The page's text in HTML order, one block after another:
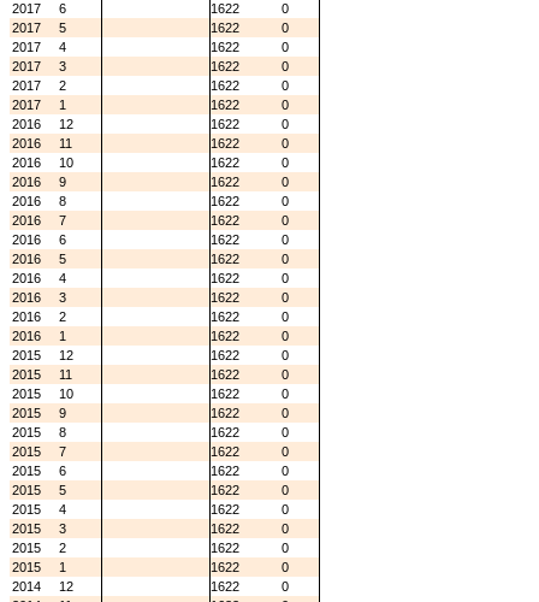
2017
6 1622
0
2017
5 1622
0
2017
4 1622
0
2017
3 1622
0
2017
2 1622
0
2017
1 1622
0
2016
12 1622
0
2016
11 1622
0
2016
10 1622
0
2016
9 1622
0
2016
8 1622
0
2016
7 1622
0
2016
6 1622
0
2016
5 1622
0
2016
4 1622
0
2016
3 1622
0
2016
2 1622
0
2016
1 1622
0
2015
12 1622
0
2015
11 1622
0
2015
10 1622
0
2015
9 1622
0
2015
8 1622
0
2015
7 1622
0
2015
6 1622
0
2015
5 1622
0
2015
4 1622
0
2015
3 1622
0
2015
2 1622
0
2015
1 1622
0
2014
12 1622
0